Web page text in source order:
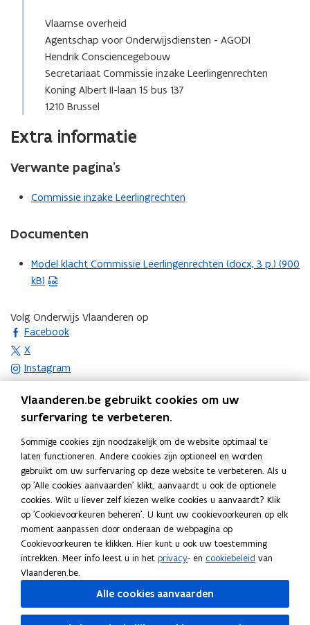
n
d
o
p
e
n
i
n
e
w
e
t
e
)
e
n
t
i
n
u
e
m
i
a
p
c
a
i
)
Vlaamse overheid
Agentschap voor Onderwijsdiensten - AGODI
Hendrik Consciencegebouw
Secretariaat Commissie inzake Leerlingenrechten
Koning Albert II-laan 15 bus 137
1210 Brussel
Extra informatie
Verwante pagina’s
Commissie inzake Leerlingrechten
Documenten
Model klacht Commissie Leerlingenrechten (docx, 3 p.) (900
kB)
(
W
r
d
e
s
t
a
d
o
p
e
n
t
i
n
n
e
Volg Onderwijs Vlaanderen op
Facebook
opent in nieuw venster
X
opent in nieuw venster
Instagram
opent in nieuw venster
Linkedin
opent in nieuw venster
Deel deze pagina
L
i
n
k
e
d
n
o
p
n
K
o
p
i
e
e
l
i
n
n
Contact
Commissie inzake Leerlingenrechten
Hendrik Consciencegebouw
Secretariaat Commissie inzake Leerlingenrechten
Koning Albert II-laan 15 bus 137
commissie.leerlingenrechten@vlaanderen.be
(
Vlaanderen.be gebruikt cookies om uw
surfervaring te verbeteren.
Sommige cookies zijn noodzakelijk om de website optimaal te
laten functioneren. Andere cookies zijn optioneel en worden
gebruikt om uw surfervaring op deze website te verbeteren. Als u
op 'Alle cookies aanvaarden' klikt, aanvaardt u ook de optionele
cookies. Wilt u liever zelf kiezen welke cookies u aanvaardt? Klik
op 'Cookievoorkeuren beheren'. U kunt uw cookievoorkeuren op elk
moment aanpassen door onderaan de webpagina op
Cookievoorkeuren te klikken. Hier kunt u ook uw toestemming
intrekken. Meer info leest u in het privacy- en cookiebeleid van
Vlaanderen.be.
Alle cookies aanvaarden